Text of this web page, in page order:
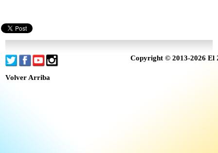
Copyright © 2013-2026 El
Volver Arriba